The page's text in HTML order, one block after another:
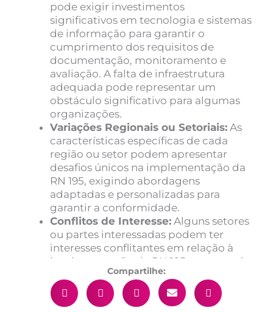
pode exigir investimentos
significativos em tecnologia e sistemas
de informação para garantir o
cumprimento dos requisitos de
documentação, monitoramento e
avaliação. A falta de infraestrutura
adequada pode representar um
obstáculo significativo para algumas
organizações.
Variações Regionais ou Setoriais: As
características específicas de cada
região ou setor podem apresentar
desafios únicos na implementação da
RN 195, exigindo abordagens
adaptadas e personalizadas para
garantir a conformidade.
Conflitos de Interesse: Alguns setores
ou partes interessadas podem ter
interesses conflitantes em relação à
implementação da RN 195, o que pode
dificultar a obtenção de consenso e
cooperação entre todas as partes
envolvidas.
Compartilhe: